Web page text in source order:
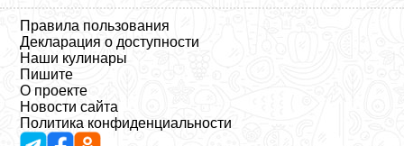
Правила пользования
Декларация о доступности
Наши кулинары
Пишите
О проекте
Новости сайта
Политика конфиденциальности